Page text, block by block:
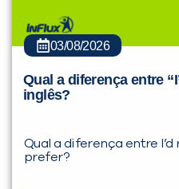
03/08/2026
Qual a diferença entre
inglês?
Qual a diferença entre I’d
prefer?